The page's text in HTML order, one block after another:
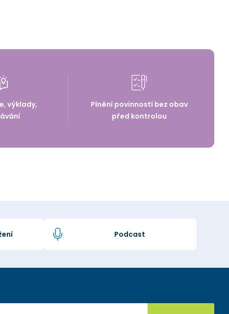
výklady,
Plnění povinností bez obav
před kontrolou
Podcast